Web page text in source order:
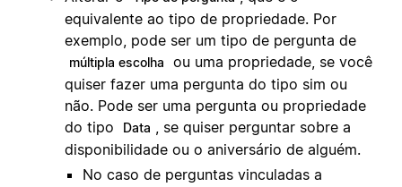
equivalente ao tipo de propriedade. Por
exemplo, pode ser um tipo de pergunta de
múltipla escolha
ou uma propriedade, se você
quiser fazer uma pergunta do tipo sim ou
não. Pode ser uma pergunta ou propriedade
do tipo
Data
, se quiser perguntar sobre a
disponibilidade ou o aniversário de alguém.
No caso de perguntas vinculadas a